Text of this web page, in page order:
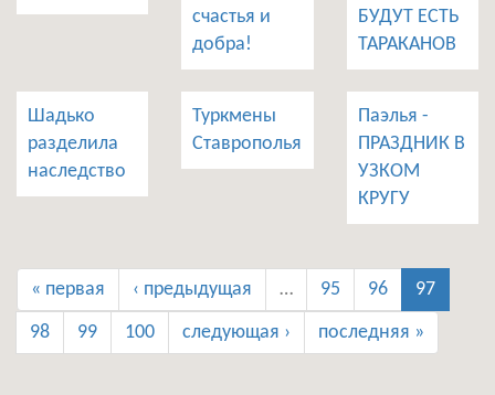
счастья и
добра!
БУДУТ ЕСТЬ
ТАРАКАНОВ
Шадько
разделила
наследство
Туркмены
Ставрополья
Паэлья -
ПРАЗДНИК В
УЗКОМ
КРУГУ
« первая ‹ предыдущая … 95 96 97
98 99 100 следующая › последняя »